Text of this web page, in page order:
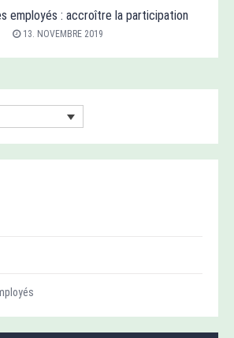
employés : accroître la participation
13. NOVEMBRE 2019